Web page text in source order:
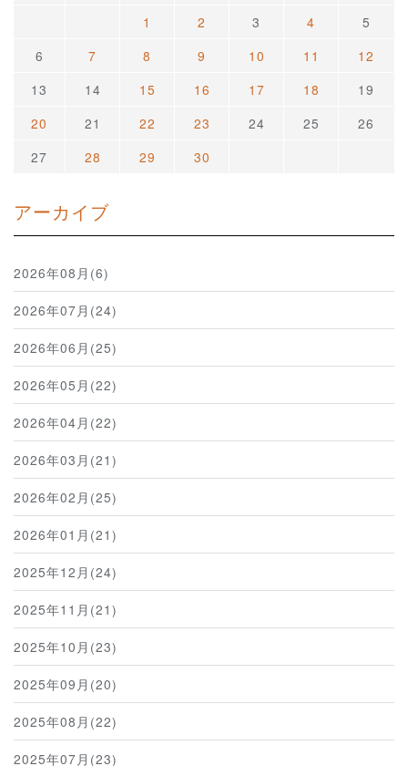
1
2 3 4
5
6
7 8 9 10 11
12
13
14 15 16 17 18
19
20
21 22 23 24 25
26
27
28 29 30
アーカイブ
2026年08月(6)
2026年07月(24)
2026年06月(25)
2026年05月(22)
2026年04月(22)
2026年03月(21)
2026年02月(25)
2026年01月(21)
2025年12月(24)
2025年11月(21)
2025年10月(23)
2025年09月(20)
2025年08月(22)
2025年07月(23)